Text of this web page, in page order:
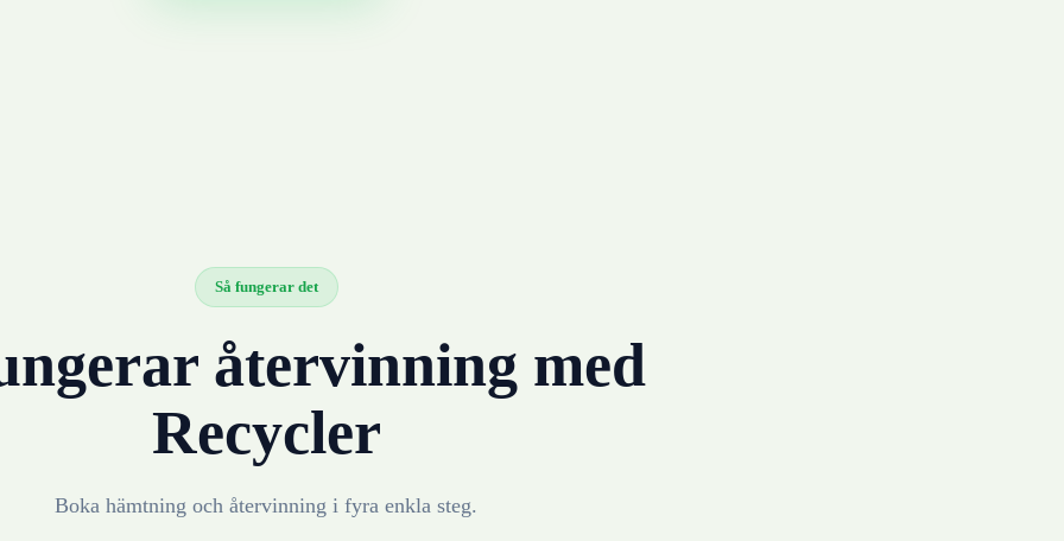
Så fungerar det
återvinning med
Recycler
Boka hämtning och återvinning i fyra enkla steg.